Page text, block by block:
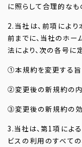
に照らして合理的な
2.当社は、前項によ
前までに、当社のホ
法により、次の各号に
①本規約を変更する旨
②変更後の新規約の
③変更後の新規約の
3.当社は、第1項によ
ビスの利用のすべて